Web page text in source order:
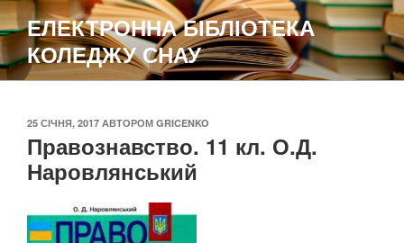
Перейти
до
вмісту
ЕЛЕКТРОННА БІБЛІОТЕКА
КОЛЕДЖУ СНАУ
ОПУБЛІКОВАНО
25 СІЧНЯ, 2017 АВТОРОМ GRICENKO
Правознавство. 11 кл. О.Д.
Наровлянський